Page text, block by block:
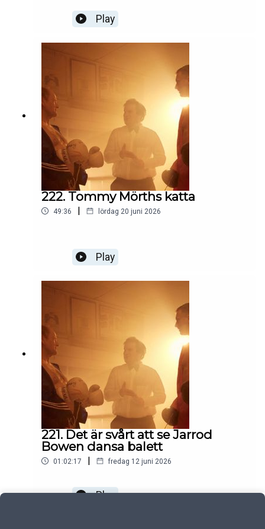
Play
222. Tommy Mörths katta
49:36 | lördag 20 juni 2026
Play
221. Det är svårt att se Jarrod
Bowen dansa balett
01:02:17 | fredag 12 juni 2026
Play